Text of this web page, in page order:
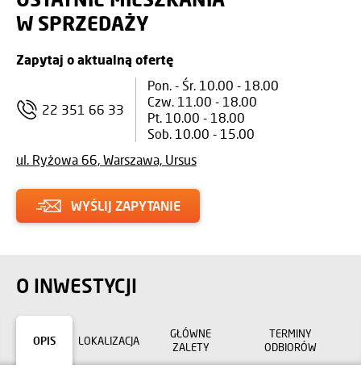
W SPRZEDAŻY
Zapytaj o aktualną ofertę
22 351 66 33
Pon. - Śr. 10.00 - 18.00
Czw. 11.00 - 18.00
Pt. 10.00 - 18.00
Sob. 10.00 - 15.00
ul. Ryżowa 66, Warszawa, Ursus
WYŚLIJ ZAPYTANIE
O INWESTYCJI
OPIS LOKALIZACJA
GŁÓWNE
ZALETY
TERMINY
ODBIORÓW